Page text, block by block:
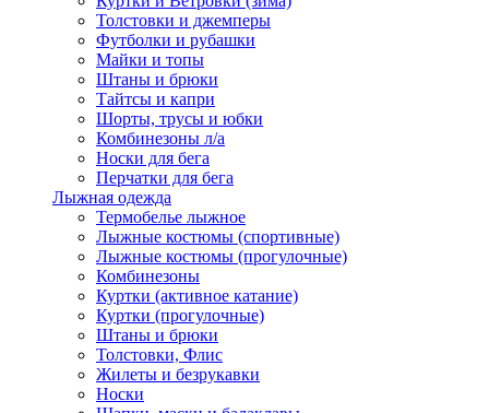
Толстовки и джемперы
Футболки и рубашки
Майки и топы
Штаны и брюки
Тайтсы и капри
Шорты, трусы и юбки
Комбинезоны л/а
Носки для бега
Перчатки для бега
Лыжная одежда
Термобелье лыжное
Лыжные костюмы (спортивные)
Лыжные костюмы (прогулочные)
Комбинезоны
Куртки (активное катание)
Куртки (прогулочные)
Штаны и брюки
Толстовки, Флис
Жилеты и безрукавки
Носки